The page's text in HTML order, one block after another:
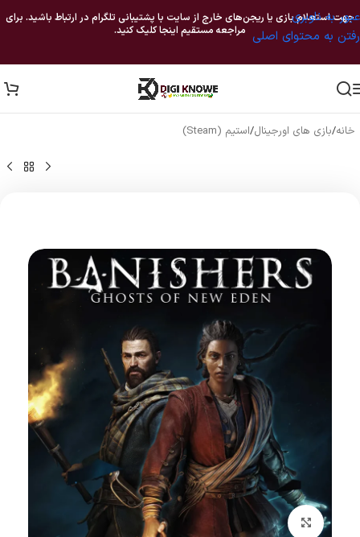
عبور به ناوبری
رفتن به محتوای اصلی
جهت استعلام بازی یا ریجن‌های خارج از سایت با پشتیبانی تلگرام در ارتباط باشید. برای
مراجعه مستقیم اینجا کلیک کنید.
خانه/بازی های اورجینال/استیم (Steam)
بزرگنمایی تصویر